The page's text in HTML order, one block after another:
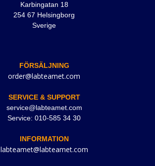
Karbingatan 18
254 67 Helsingborg
Sverige
FÖRSÄLJNING
order@labteamet.com
SERVICE & SUPPORT
service@labteamet.com
Service: 010-585 34 30
INFORMATION
labteamet@labteamet.com